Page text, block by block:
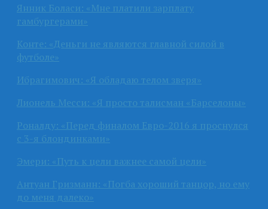
Янник Боласи: «Мне платили зарплату
гамбургерами»
Конте: «Деньги не являются главной силой в
футболе»
Ибрагимович: «Я обладаю телом зверя»
Лионель Месси: «Я просто талисман «Барселоны»
Роналду: «Перед финалом Евро-2016 я проснулся
с 3-я блондинками»
Эмери: «Путь к цели важнее самой цели»
Антуан Гризманн: «Погба хороший танцор, но ему
до меня далеко»